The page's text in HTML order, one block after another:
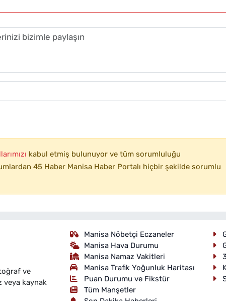
kabul etmiş bulunuyor ve tüm sorumluluğu
45 Haber Manisa Haber Portalı hiçbir şekilde sorumlu
ve
veya kaynak
Manisa Nöbetçi Eczaneler
Manisa Hava Durumu
Manisa Namaz Vakitleri
Manisa Trafik Yoğunluk Haritası
Puan Durumu ve Fikstür
Tüm Manşetler